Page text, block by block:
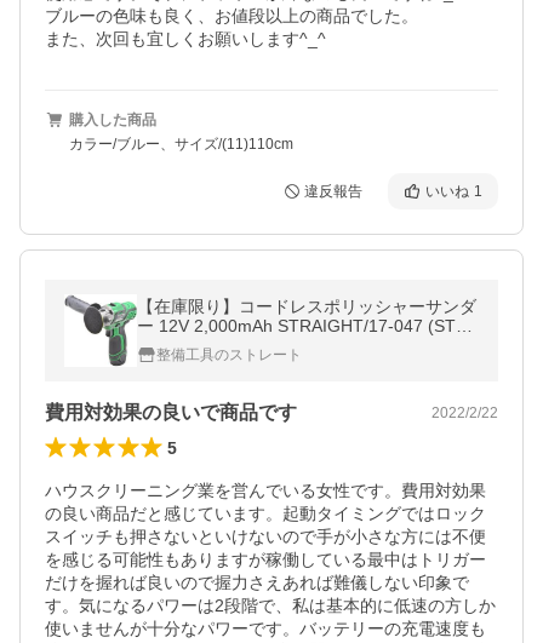
ブルーの色味も良く、お値段以上の商品でした。
また、次回も宜しくお願いします^_^
購入した商品
カラー/ブルー、サイズ/(11)110cm
違反報告 いいね 1
【在庫限り】コードレスポリッシャーサンダ
ー 12V 2,000mAh STRAIGHT/17-047 (STRA
IGHT/ストレート)
整備工具のストレート
費用対効果の良いで商品です 2022/2/22
5
ハウスクリーニング業を営んでいる女性です。費用対効果
の良い商品だと感じています。起動タイミングではロック
スイッチも押さないといけないので手が小さな方には不便
を感じる可能性もありますが稼働している最中はトリガー
だけを握れば良いので握力さえあれば難儀しない印象で
す。気になるパワーは2段階で、私は基本的に低速の方しか
使いませんが十分なパワーです。バッテリーの充電速度も